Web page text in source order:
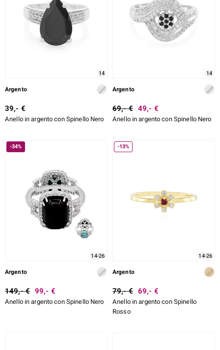
14
Argento
39,- €
Anello in argento con Spinello Nero
14
Argento
69,- € 49,- €
Anello in argento con Spinello Nero
-34%
14-26
Argento
149,- € 99,- €
Anello in argento con Spinello Nero
-13%
14-26
Argento
79,- € 69,- €
Anello in argento con Spinello
Rosso